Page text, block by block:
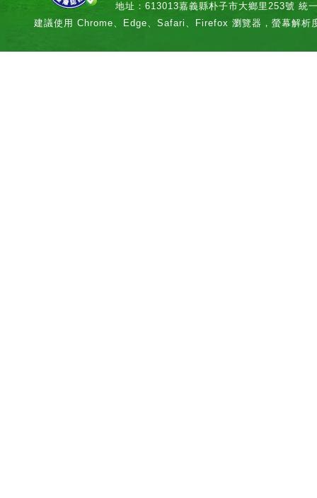
地址：613013嘉義縣朴子市大鄉里253號 統
建議使用 Chrome、Edge、Safari、Firefox 瀏覽器，螢幕解